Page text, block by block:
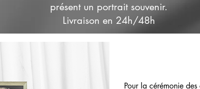
présent un portrait souvenir.
Livraison en 24h/48h
Pour la cérémonie